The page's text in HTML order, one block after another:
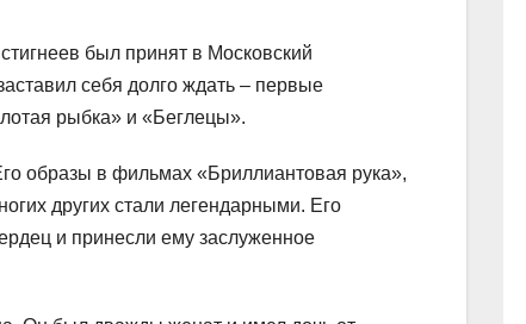
был принят в Московский
себя долго ждать – первые
рыбка» и «Беглецы».
образы в фильмах «Бриллиантовая рука»,
других стали легендарными. Его
и принесли ему заслуженное